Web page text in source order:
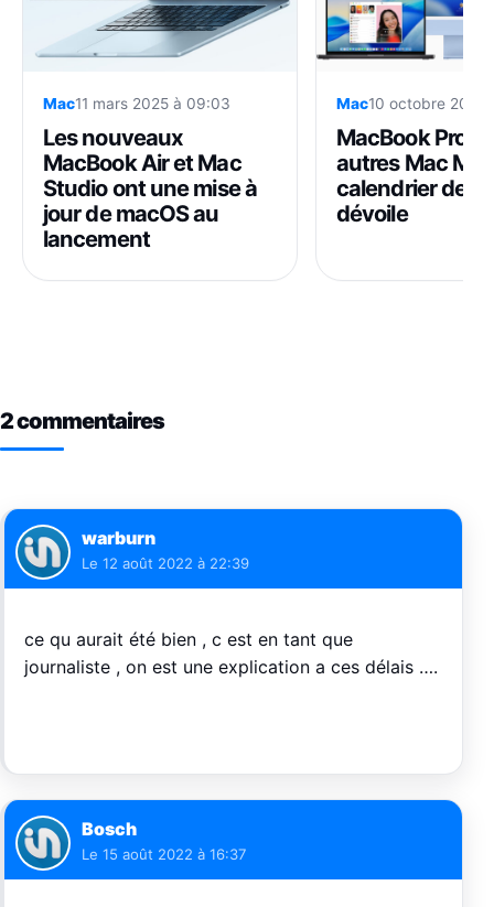
Mac11 mars 2025 à 09:03
Les nouveaux
MacBook Air et Mac
Studio ont une mise à
jour de macOS au
lancement
Mac10 octobre 2025
MacBook Pro
autres Mac
calendrier de
dévoile
2 commentaires
warburn
Le 12 août 2022 à 22:39
ce qu aurait été bien , c est en tant que
journaliste , on est une explication a ces délais ….
Bosch
Le 15 août 2022 à 16:37